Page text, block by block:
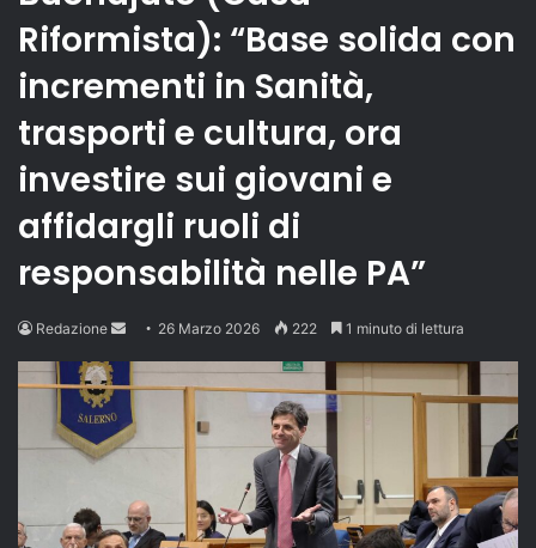
Riformista): “Base solida con
incrementi in Sanità,
trasporti e cultura, ora
investire sui giovani e
affidargli ruoli di
responsabilità nelle PA”
Redazione
Send
email
26 Marzo 2026 222 1 minuto di lettura